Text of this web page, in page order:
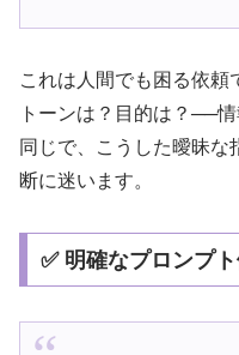
これは人間でも困る依頼
トーンは？目的は？──
同じで、こうした曖昧な
断に迷います。
✅ 明確なプロンプト